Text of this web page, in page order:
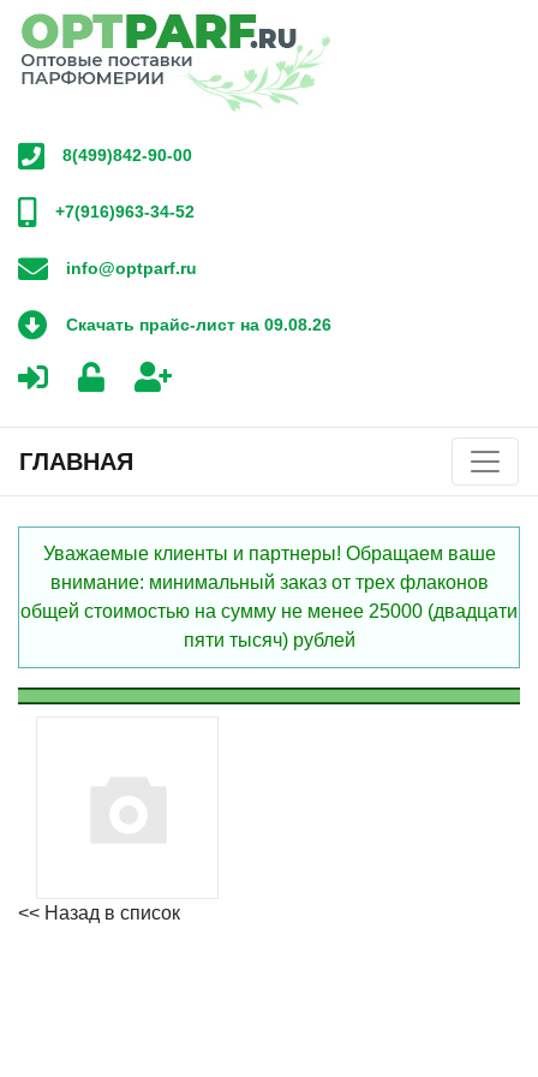
8(499)842-90-00
+7(916)963-34-52
info@optparf.ru
Скачать прайс-лист на 09.08.26
ГЛАВНАЯ
Уважаемые клиенты и партнеры! Обращаем ваше
внимание: минимальный заказ от трех флаконов
общей стоимостью на сумму не менее 25000 (двадцати
пяти тысяч) рублей
<< Назад в список